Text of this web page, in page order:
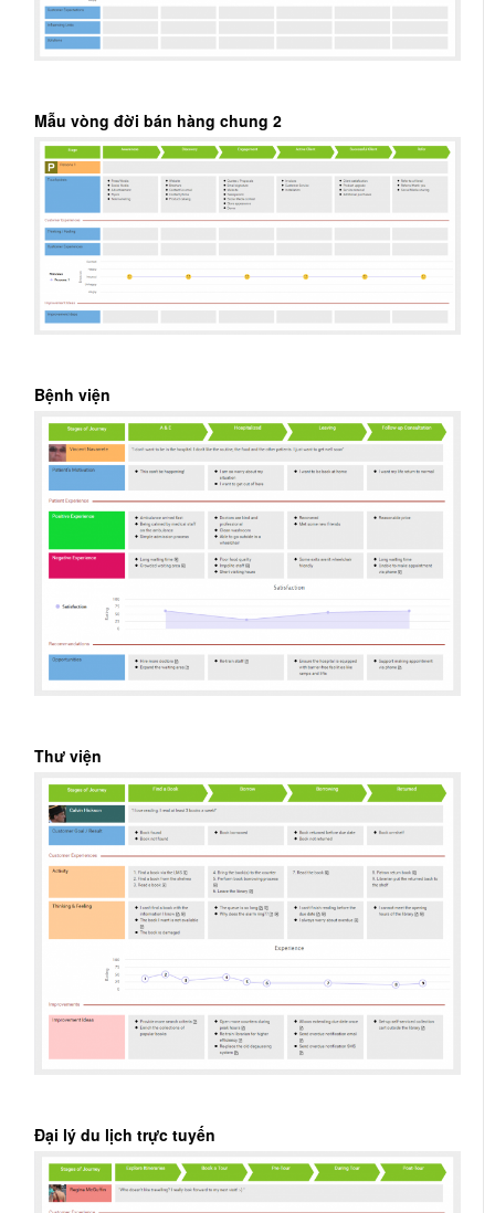
Mẫu vòng đời bán hàng chung 2
Bệnh viện
Thư viện
Đại lý du lịch trực tuyến